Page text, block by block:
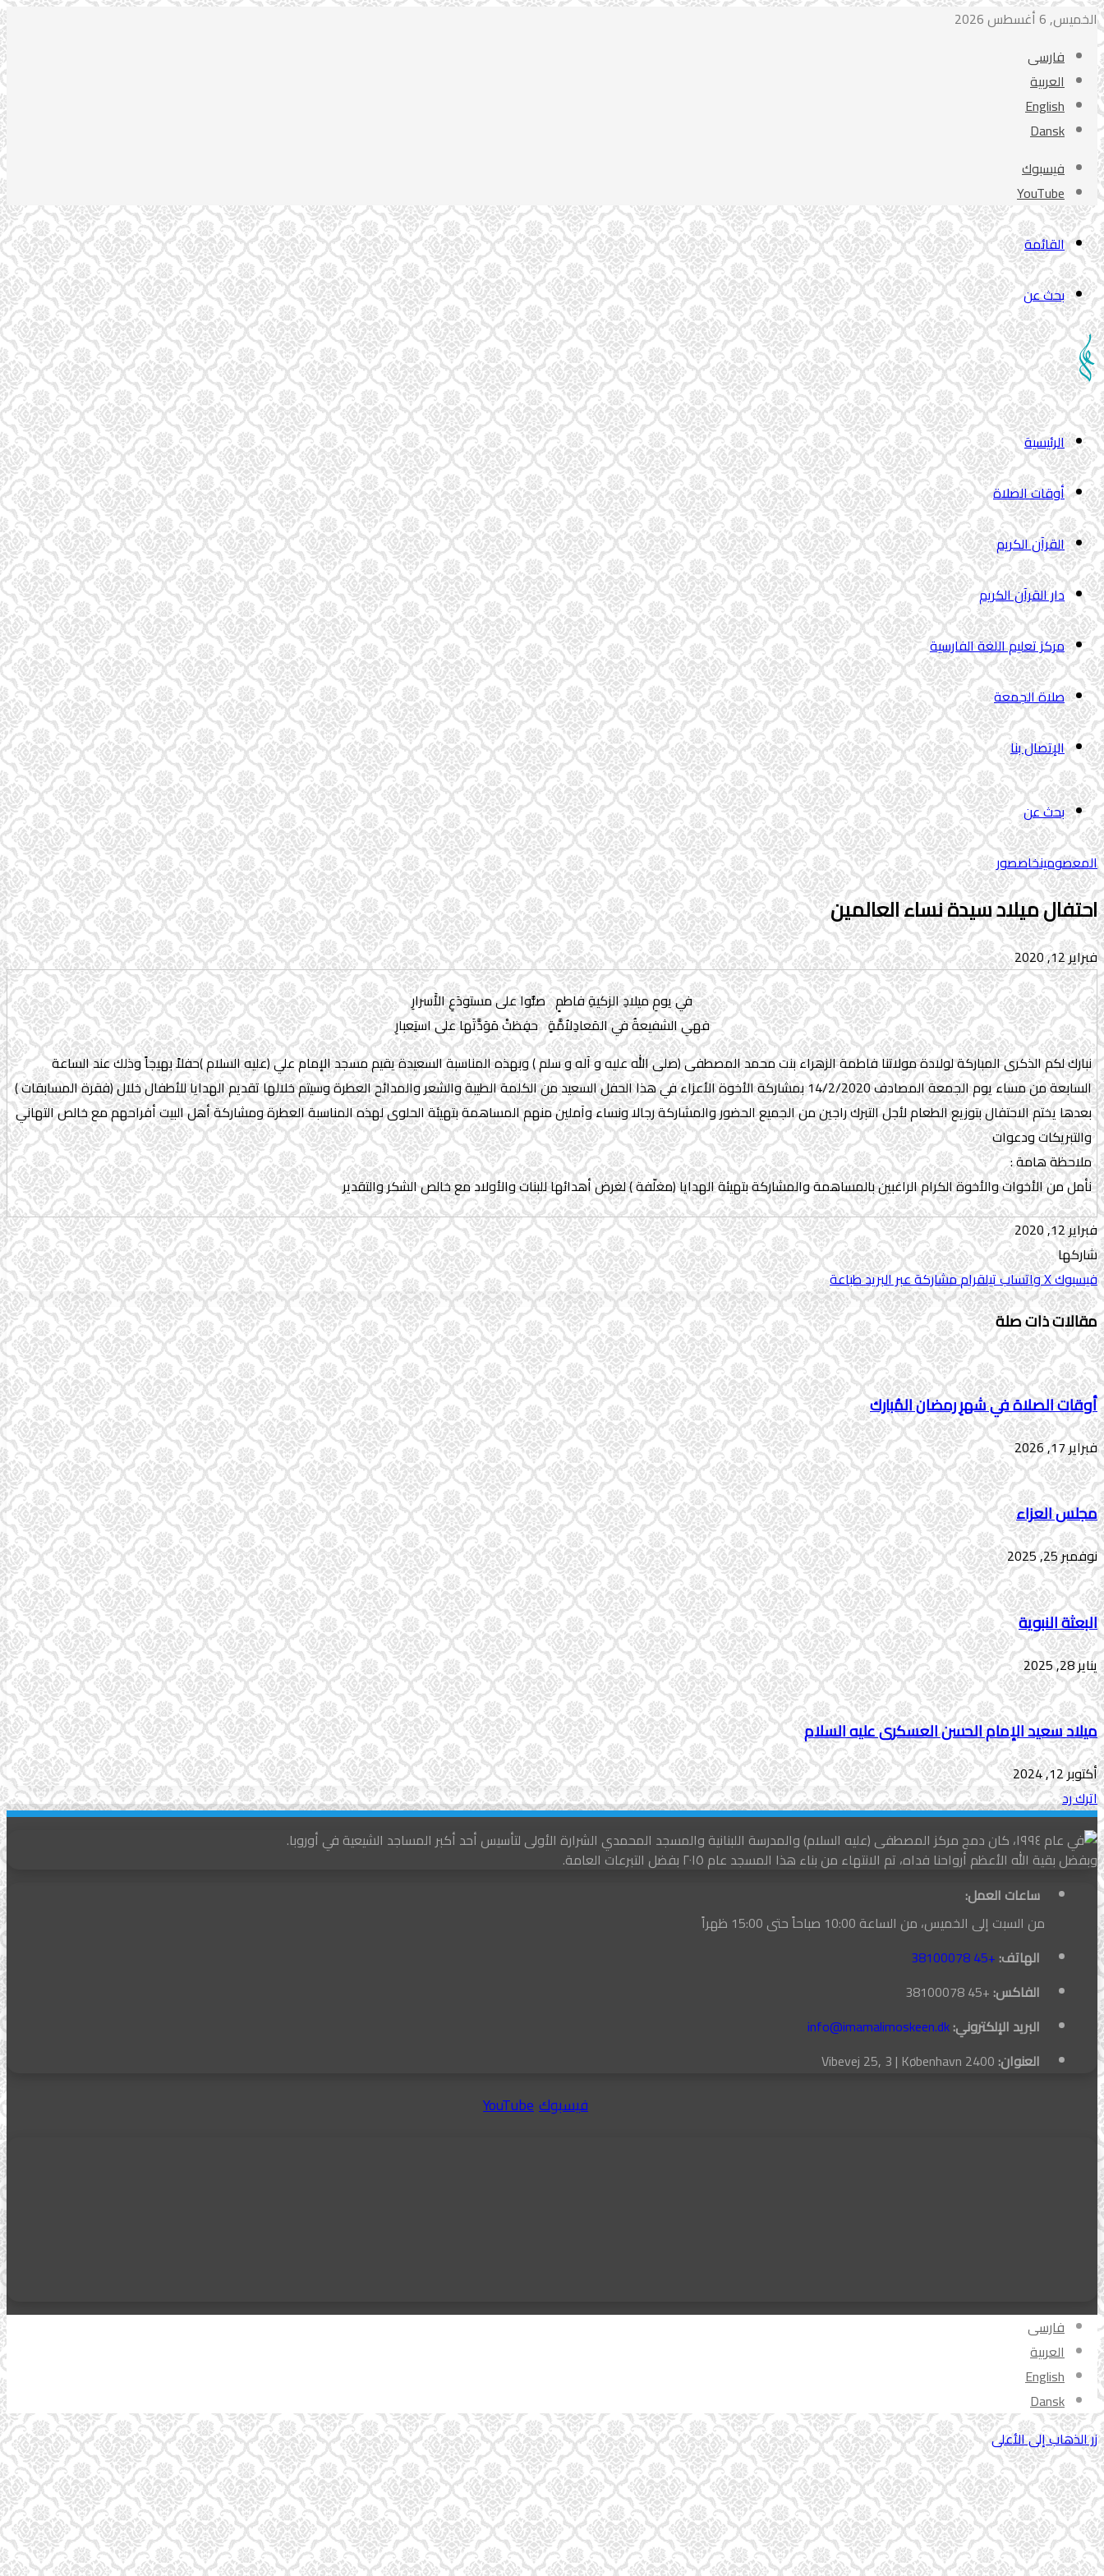
الخميس, 6 أغسطس 2026
فارسی
العربیة
English
Dansk
فيسبوك
‫YouTube
القائمة
بحث عن
الرئیسیة
أوقات الصلاة
القرآن الکریم
دار القرآن الکریم
مركز تعليم اللغة الفارسية
صلاة الجمعة
الإتصال بنا
بحث عن
المعصومینخاصصور
احتفال میلاد سیدة نساء العالمین
فبراير 12, 2020
في يومِ ميلادِ الزكيةِ فاطمٍ صلُّوا على مستودَعِ الأَسرارِ
فهي الشفيعةُ في المَعادِلاُمَّةٍ حفِظتْ مَوَدَّتَها على استِعبارِ
نبارك لكم الذكرى المباركة لولادة مولاتنا فاطمة الزهراء بنت محمد المصطفى (صلی الله علیه و آله و سلم ) وبهذه المناسبة السعيدة يقيم مسجد الإمام علي (علیه السلام )حفلاً بهيجاً وذلك عند الساعة
السابعة من مساء يوم الجمعة المصادف 14/2/2020 بمشاركة الأخوة الأعزاء في هذا الحفل السعيد من الكلمة الطيبة والشعر والمدائح العطرة وسيتم خلالها تقديم الهدايا للأطفال خلال (فقرة المسابقات )
بعدها يختم الاحتفال بتوزيع الطعام لأجل التبرك راجين من الجميع الحضور والمشاركة رجالا ونساء وآملين منهم المساهمة بتهيئة الحلوى لهذه المناسبة العطرة ومشاركة أهل البيت أفراحهم مع خالص التهاني
والتبريكات ودعوات
ملاحظة هامة :
نأمل من الأخوات والأخوة الكرام الراغبين بالمساهمة والمشاركة بتهيئة الهدايا (مغلّفة ) لغرض أهدائها للبنات والأولاد مع خالص الشكر والتقدير
فبراير 12, 2020
شاركها
فيسبوك‫Xواتسابتيلقراممشاركة عبر البريدطباعة
مقالات ذات صلة
أوقات الصلاة في شهرِ رمضان المُبارك
فبراير 17, 2026
مجلس العزاء
نوفمبر 25, 2025
البعثة النبویة
يناير 28, 2025
میلاد سعید الإمام الحسن العسکری علیه السلام
أكتوبر 12, 2024
اترك رد
في عام ١٩٩٤، كان دمج مركز المصطفى (عليه السلام) والمدرسة اللبنانية والمسجد المحمدي الشرارة الأولى لتأسيس أحد أكبر المساجد الشيعية في أوروبا.
وبفضل بقية الله الأعظم أرواحنا فداه، تم الانتهاء من بناء هذا المسجد عام ٢٠١٥ بفضل التبرعات العامة.
ساعات العمل:
من السبت إلى الخميس، من الساعة 10:00 صباحاً حتى 15:00 ظهراً
الهاتف: +45 38100078
الفاكس: +45 38100078
البريد الإلكتروني:info@imamalimoskeen.dk
العنوان:
فيسبوك‫YouTube
فارسی
العربیة
English
Dansk
زر الذهاب إلى الأعلى